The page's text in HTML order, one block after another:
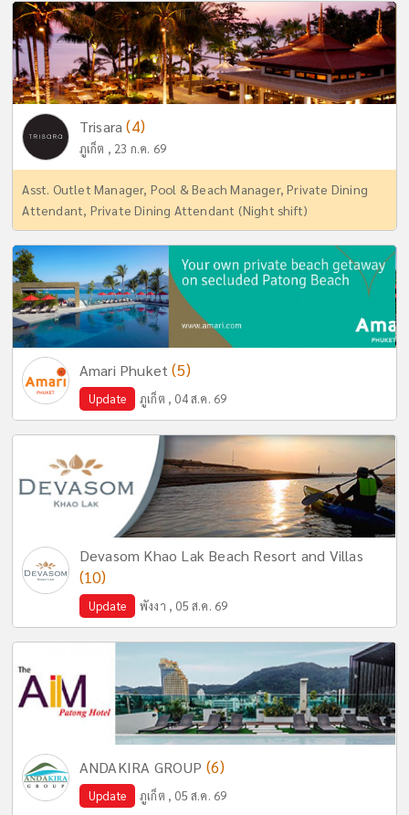
Trisara(4)
ภูเก็ต , 23 ก.ค. 69
Asst. Outlet Manager, Pool & Beach Manager, Private Dining
Attendant, Private Dining Attendant (Night shift)
Amari Phuket(5)
Update ภูเก็ต , 04 ส.ค. 69
Devasom Khao Lak Beach Resort and Villas
(10)
Update พังงา , 05 ส.ค. 69
ANDAKIRA GROUP (6)
Update ภูเก็ต , 05 ส.ค. 69